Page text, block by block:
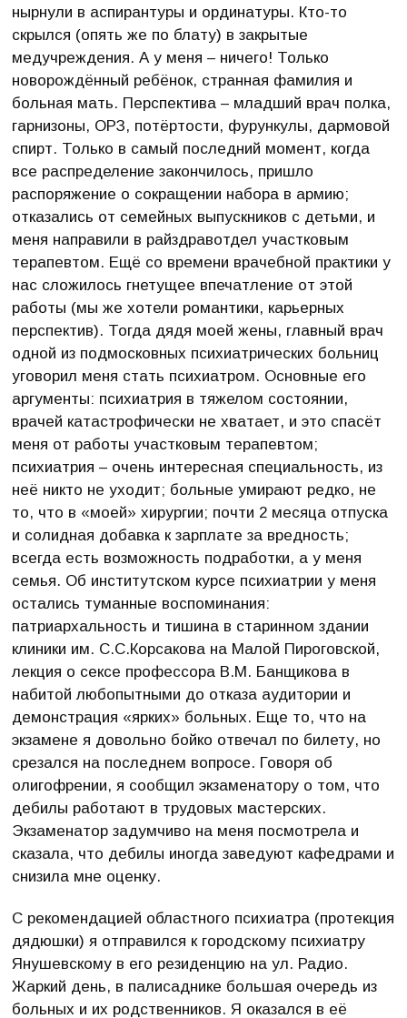
нырнули в аспирантуры и ординатуры. Кто-то
скрылся (опять же по блату) в закрытые
медучреждения. А у меня – ничего! Только
новорождённый ребёнок, странная фамилия и
больная мать. Перспектива – младший врач полка,
гарнизоны, ОРЗ, потёртости, фурункулы, дармовой
спирт. Только в самый последний момент, когда
все распределение закончилось, пришло
распоряжение о сокращении набора в армию;
отказались от семейных выпускников с детьми, и
меня направили в райздравотдел участковым
терапевтом. Ещё со времени врачебной практики у
нас сложилось гнетущее впечатление от этой
работы (мы же хотели романтики, карьерных
перспектив). Тогда дядя моей жены, главный врач
одной из подмосковных психиатрических больниц
уговорил меня стать психиатром. Основные его
аргументы: психиатрия в тяжелом состоянии,
врачей катастрофически не хватает, и это спасёт
меня от работы участковым терапевтом;
психиатрия – очень интересная специальность, из
неё никто не уходит; больные умирают редко, не
то, что в «моей» хирургии; почти 2 месяца отпуска
и солидная добавка к зарплате за вредность;
всегда есть возможность подработки, а у меня
семья. Об институтском курсе психиатрии у меня
остались туманные воспоминания:
патриархальность и тишина в старинном здании
клиники им. С.С.Корсакова на Малой Пироговской,
лекция о сексе профессора В.М. Банщикова в
набитой любопытными до отказа аудитории и
демонстрация «ярких» больных. Еще то, что на
экзамене я довольно бойко отвечал по билету, но
срезался на последнем вопросе. Говоря об
олигофрении, я сообщил экзаменатору о том, что
дебилы работают в трудовых мастерских.
Экзаменатор задумчиво на меня посмотрела и
сказала, что дебилы иногда заведуют кафедрами и
снизила мне оценку.
С рекомендацией областного психиатра (протекция
дядюшки) я отправился к городскому психиатру
Янушевскому в его резиденцию на ул. Радио.
Жаркий день, в палисаднике большая очередь из
больных и их родственников. Я оказался в её